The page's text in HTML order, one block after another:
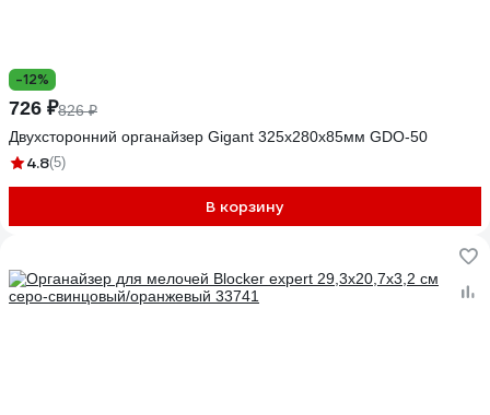
-12%
726 ₽826 ₽
Двухсторонний органайзер Gigant 325x280x85мм GDO-50
4.8(5)
В корзину